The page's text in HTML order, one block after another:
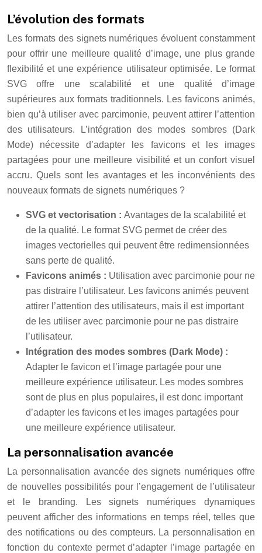
L’évolution des formats
Les formats des signets numériques évoluent constamment
pour offrir une meilleure qualité d’image, une plus grande
flexibilité et une expérience utilisateur optimisée. Le format
SVG offre une scalabilité et une qualité d’image
supérieures aux formats traditionnels. Les favicons animés,
bien qu’à utiliser avec parcimonie, peuvent attirer l’attention
des utilisateurs. L’intégration des modes sombres (Dark
Mode) nécessite d’adapter les favicons et les images
partagées pour une meilleure visibilité et un confort visuel
accru. Quels sont les avantages et les inconvénients des
nouveaux formats de signets numériques ?
SVG et vectorisation : Avantages de la scalabilité et
de la qualité. Le format SVG permet de créer des
images vectorielles qui peuvent être redimensionnées
sans perte de qualité.
Favicons animés : Utilisation avec parcimonie pour ne
pas distraire l’utilisateur. Les favicons animés peuvent
attirer l’attention des utilisateurs, mais il est important
de les utiliser avec parcimonie pour ne pas distraire
l’utilisateur.
Intégration des modes sombres (Dark Mode) :
Adapter le favicon et l’image partagée pour une
meilleure expérience utilisateur. Les modes sombres
sont de plus en plus populaires, il est donc important
d’adapter les favicons et les images partagées pour
une meilleure expérience utilisateur.
La personnalisation avancée
La personnalisation avancée des signets numériques offre
de nouvelles possibilités pour l’engagement de l’utilisateur
et le branding. Les signets numériques dynamiques
peuvent afficher des informations en temps réel, telles que
des notifications ou des compteurs. La personnalisation en
fonction du contexte permet d’adapter l’image partagée en